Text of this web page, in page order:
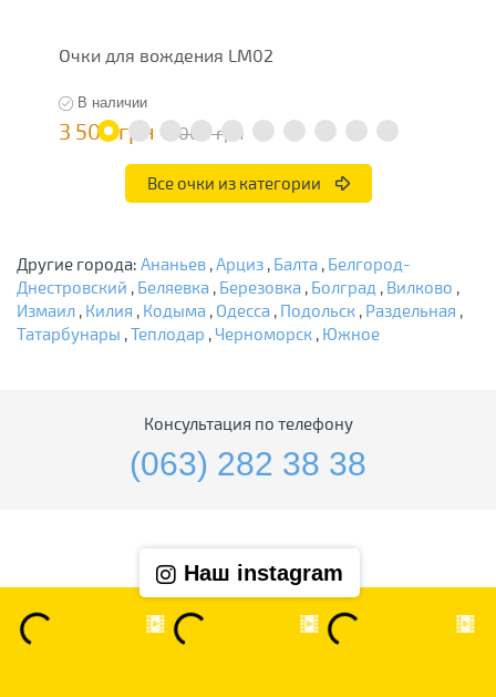
Очки для вождения LM02
В наличии
3 500 грн 7 000 грн
Все очки из категории
Другие города: Ананьев ,Арциз , Балта , Белгород-
Днестровский , Беляевка , Березовка , Болград , Вилково ,
Измаил , Килия , Кодыма , Одесса , Подольск , Раздельная ,
Татарбунары ,Теплодар , Черноморск , Южное
Консультация по телефону
(063) 282 38 38
Наш instagram